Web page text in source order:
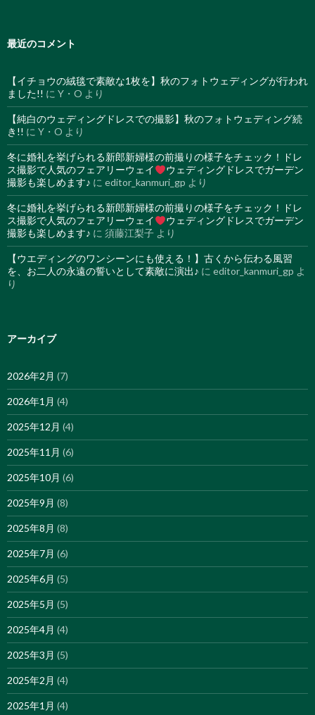
最近のコメント
【イチョウの絨毯で素敵な1枚を】秋のフォトウェディングが行われ
ました!! に Y・O より
【純白のウェディングドレスでの撮影】秋のフォトウェディング続
き!! に Y・O より
冬に婚礼を挙げられる新郎新婦様の前撮りの様子をチェック！ドレ
ス撮影で人気のフェアリーウェイ
ウェディングドレスでガーデン
撮影も楽しめます♪ に editor_kanmuri_gp より
冬に婚礼を挙げられる新郎新婦様の前撮りの様子をチェック！ドレ
ス撮影で人気のフェアリーウェイ
ウェディングドレスでガーデン
撮影も楽しめます♪ に 須藤江梨子 より
【ウエディングのワンシーンにも使える！】古くから伝わる風習
を、お二人の永遠の誓いとして素敵に演出♪ に editor_kanmuri_gp よ
り
アーカイブ
2026年2月 (7)
2026年1月 (4)
2025年12月 (4)
2025年11月 (6)
2025年10月 (6)
2025年9月 (8)
2025年8月 (8)
2025年7月 (6)
2025年6月 (5)
2025年5月 (5)
2025年4月 (4)
2025年3月 (5)
2025年2月 (4)
2025年1月 (4)